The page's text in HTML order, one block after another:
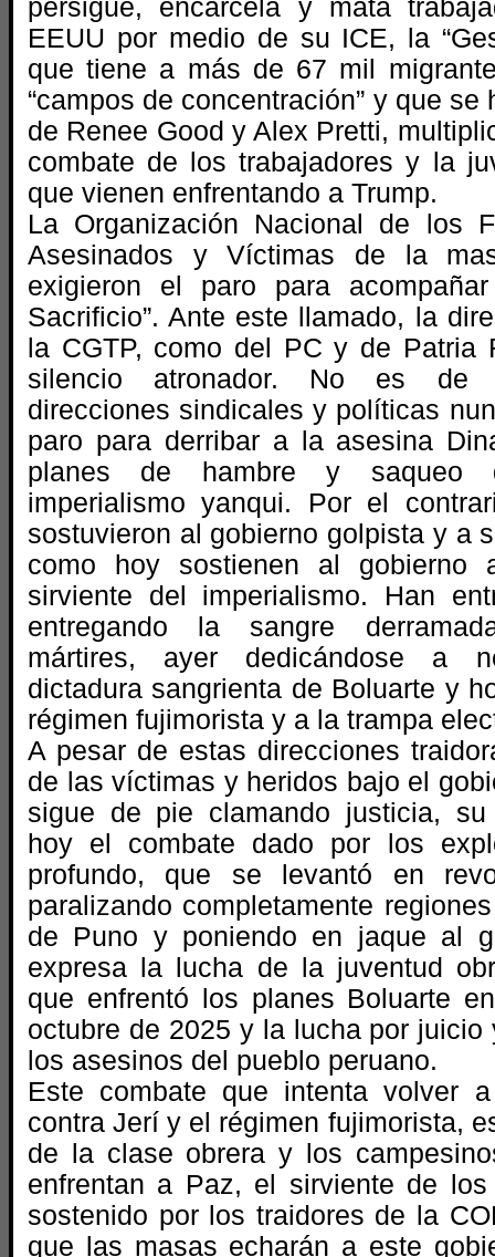
persigue, encarcela y mata
EEUU por medio de su ICE, la
que tiene a más de 67 mil
“campos de concentración” y que
de Renee Good y Alex Pretti,
combate de los trabajadores y la
que vienen enfrentando a Trump.
La Organización Nacional de los
Asesinados y Víctimas de la
exigieron el paro para
Sacrificio”. Ante este llamado, la
la CGTP, como del PC y de Patria
silencio atronador. No es de
direcciones sindicales y políticas
paro para derribar a la asesina
planes de hambre y saqueo
imperialismo yanqui. Por el
sostuvieron al gobierno golpista y a
como hoy sostienen al gobierno
sirviente del imperialismo. Han
entregando la sangre
mártires, ayer dedicándose a
dictadura sangrienta de Boluarte y
régimen fujimorista y a la trampa
A pesar de estas direcciones
de las víctimas y heridos bajo el
sigue de pie clamando justicia, su
hoy el combate dado por los
profundo, que se levantó en
paralizando completamente
de Puno y poniendo en jaque al
expresa la lucha de la juventud
que enfrentó los planes Boluarte
octubre de 2025 y la lucha por juicio
los asesinos del pueblo peruano.
Este combate que intenta volver
contra Jerí y el régimen fujimorista,
de la clase obrera y los
enfrentan a Paz, el sirviente de
sostenido por los traidores de la
que las masas echarán a este